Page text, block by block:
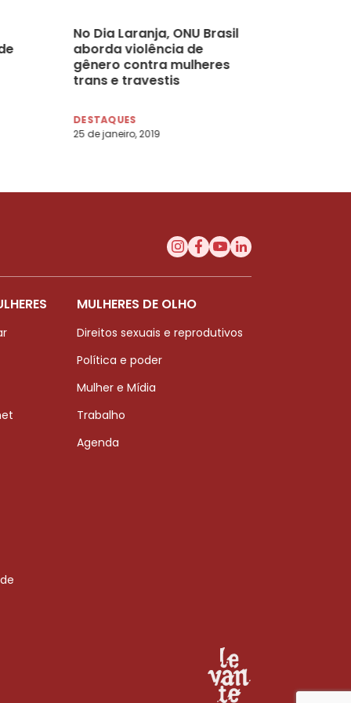
No Dia Laranja, ONU Brasil
aborda violência de
gênero contra mulheres
trans e travestis
DESTAQUES
25 de janeiro, 2019
MULHERES DE OLHO
Direitos sexuais e reprodutivos
Política e poder
Mulher e Mídia
Trabalho
Agenda